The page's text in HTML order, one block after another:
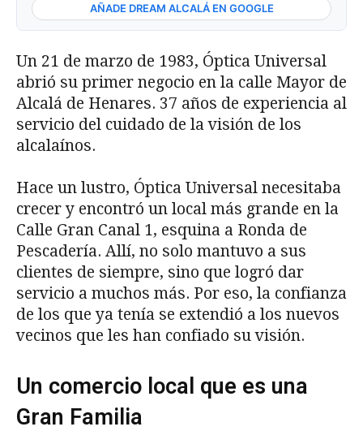
AÑADE DREAM ALCALÁ EN GOOGLE
Un 21 de marzo de 1983, Óptica Universal
abrió su primer negocio en la calle Mayor de
Alcalá de Henares. 37 años de experiencia al
servicio del cuidado de la visión de los
alcalaínos.
Hace un lustro, Óptica Universal necesitaba
crecer y encontró un local más grande en la
Calle Gran Canal 1, esquina a Ronda de
Pescadería. Allí, no solo mantuvo a sus
clientes de siempre, sino que logró dar
servicio a muchos más. Por eso, la confianza
de los que ya tenía se extendió a los nuevos
vecinos que les han confiado su visión.
Un comercio local que es una
Gran Familia